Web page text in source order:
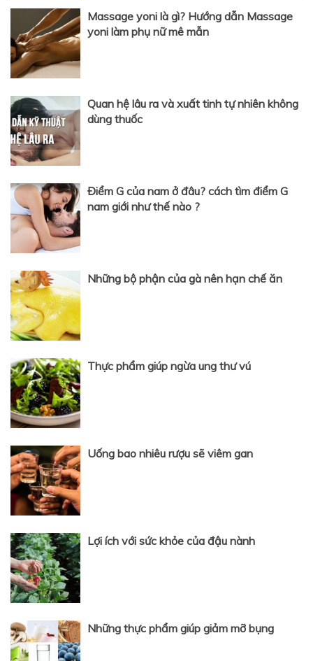
Massage yoni là gì? Hướng dẫn Massage
yoni làm phụ nữ mê mẫn
Quan hệ lâu ra và xuất tinh tự nhiên không
dùng thuốc
Điểm G của nam ở đâu? cách tìm điểm G
nam giới như thế nào ?
Những bộ phận của gà nên hạn chế ăn
Thực phẩm giúp ngừa ung thư vú
Uống bao nhiêu rượu sẽ viêm gan
Lợi ích với sức khỏe của đậu nành
Những thực phẩm giúp giảm mỡ bụng